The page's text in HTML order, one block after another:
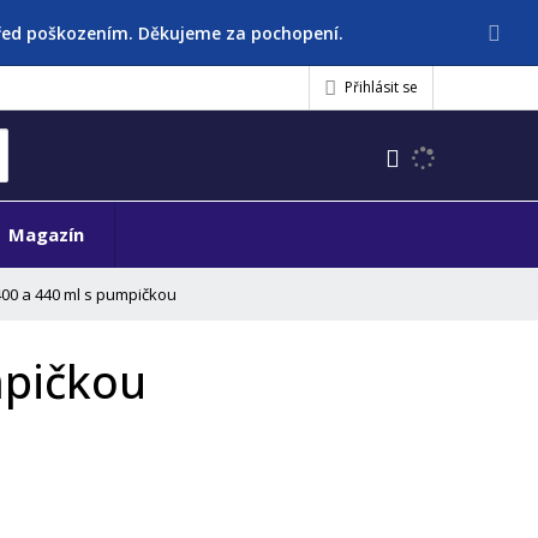
poškozením. Děkujeme za pochopení.
Přihlásit se
l
e
d
t
e
Magazín
a 440 ml s pumpičkou